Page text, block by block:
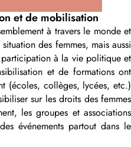
et de mobilisation
à travers le monde et
des femmes, mais aussi
à la vie politique et
et de formations ont
(écoles, collèges, lycées, etc.)
sur les droits des femmes
les groupes et associations
événements partout dans le